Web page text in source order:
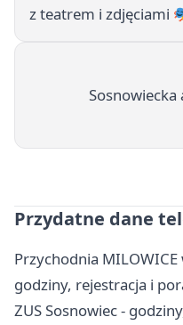
z teatrem i zdjęciami
Przydatne dane
Przychodnia
godziny, rejestracja i
ZUS Sosnowiec -